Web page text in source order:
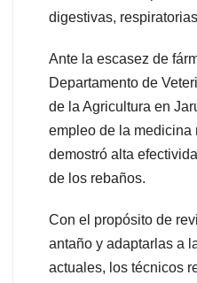
digestivas,
Ante la escasez de
Departamento de
de la Agricultura en
empleo de la medicina
demostró alta
de los rebaños.
Con el propósito de
antaño y adaptarlas a
actuales, los técnicos